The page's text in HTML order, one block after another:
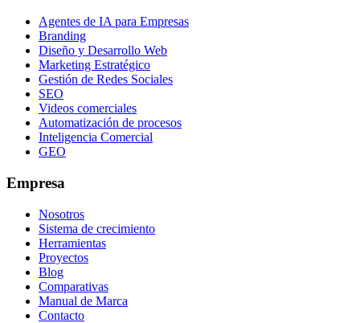
Agentes de IA para Empresas
Branding
Diseño y Desarrollo Web
Marketing Estratégico
Gestión de Redes Sociales
SEO
Videos comerciales
Automatización de procesos
Inteligencia Comercial
GEO
Empresa
Nosotros
Sistema de crecimiento
Herramientas
Proyectos
Blog
Comparativas
Manual de Marca
Contacto